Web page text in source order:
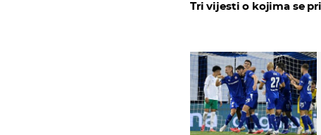
Tri vijesti o kojima se